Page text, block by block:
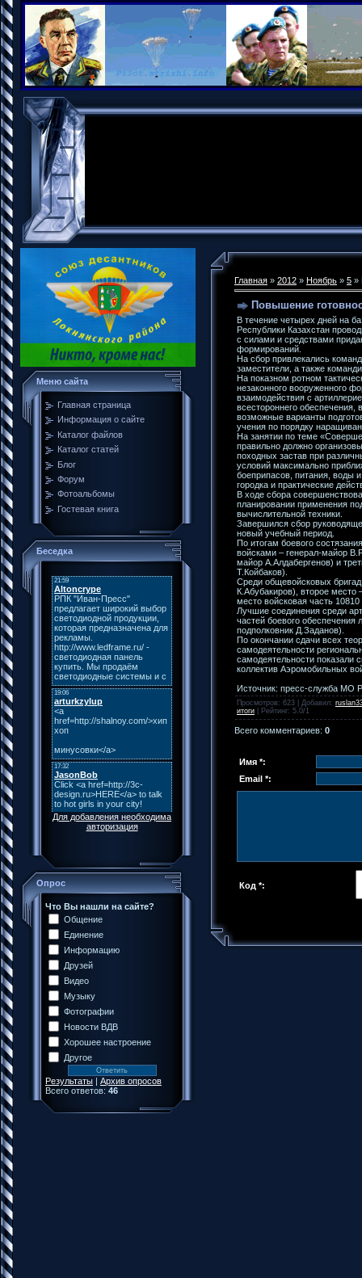
Меню сайта
Главная страница
Информация о сайте
Каталог файлов
Каталог статей
Блог
Форум
Фотоальбомы
Гостевая книга
Беседка
Для добавления необходима
авторизация
Опрос
Что Вы нашли на сайте?
Общение
Единение
Информацию
Друзей
Видео
Музыку
Фотографии
Новости ВДВ
Хорошее настроение
Другое
Результаты | Архив опросов
Всего ответов: 46
Главная » 2012 » Ноябрь » 5 »
Повышение
В течение четырех дней на
Республики Казахстан
с силами и средствами
формирований.
На сбор привлекались
заместители, а также
На показном ротном
незаконного вооруженного
взаимодействия с
всестороннего
возможные варианты
учения по порядку
На занятии по теме
правильно должно
походных застав при
условий максимально
боеприпасов, питания, воды
городка и практические
В ходе сбора
планировании применения
вычислительной техники.
Завершился сбор
новый учебный период.
По итогам боевого
войсками – генерал-майор
майор А.Алдабергенов) и
Т.Койбаков).
Среди общевойсковых
К.Абубакиров), второе
место войсковая часть
Лучшие соединения среди
частей боевого
подполковник Д.Заданов).
По окончании сдачи всех
самодеятельности
самодеятельности показали
коллектив Аэромобильных
Источник: пресс-служба МО
Просмотров: 623 | Добавил:
итоги
Рейтинг: 5.0/1
Всего комментариев: 0
Имя *:
Email *:
Код *: